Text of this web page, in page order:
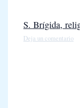
S. Brígida,
Deja un comentario